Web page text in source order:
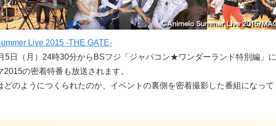
Live 2015 -THE GATE-
5日（月）24時30分からBSフジ「ジャパコン★ワンダーランド特別編」に
2015の密着特番も放送されます。
どのようにつくられたのか、イベントの裏側を密着撮影した番組になって